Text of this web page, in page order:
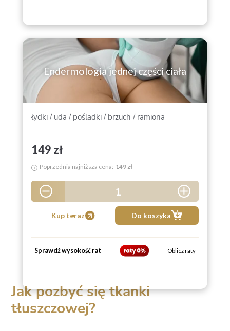
Endermologia jednej części ciała
łydki / uda / pośladki / brzuch / ramiona
149 zł
i Poprzednia najniższa cena: 149 zł
1
5
Kup teraz Do koszyka
Sprawdź wysokość rat Oblicz raty
Jak pozbyć się tkanki
tłuszczowej?